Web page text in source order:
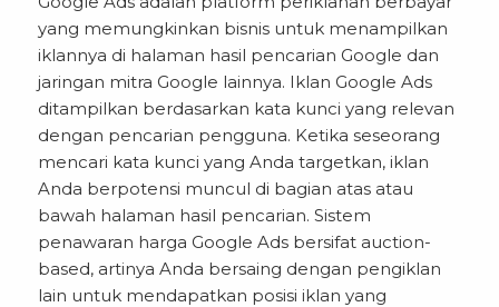
yang memungkinkan bisnis untuk menampilkan
iklannya di halaman hasil pencarian Google dan
jaringan mitra Google lainnya. Iklan Google Ads
ditampilkan berdasarkan kata kunci yang relevan
dengan pencarian pengguna. Ketika seseorang
mencari kata kunci yang Anda targetkan, iklan
Anda berpotensi muncul di bagian atas atau
bawah halaman hasil pencarian. Sistem
penawaran harga Google Ads bersifat auction-
based, artinya Anda bersaing dengan pengiklan
lain untuk mendapatkan posisi iklan yang